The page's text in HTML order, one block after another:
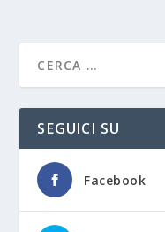
SEGUICI SU
Facebook